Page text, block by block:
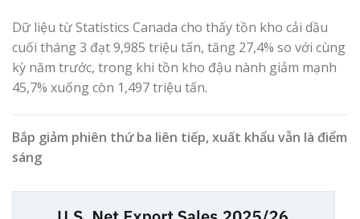
Dữ liệu từ Statistics Canada cho thấy tồn kho cải dầu
cuối tháng 3 đạt 9,985 triệu tấn, tăng 27,4% so với cùng
kỳ năm trước, trong khi tồn kho đậu nành giảm mạnh
45,7% xuống còn 1,497 triệu tấn.
Bắp giảm phiên thứ ba liên tiếp, xuất khẩu vẫn là điểm
sáng